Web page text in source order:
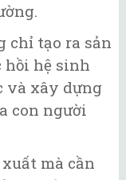
tạo ra sản
hồi hệ sinh
và xây dựng
con người
mà cần